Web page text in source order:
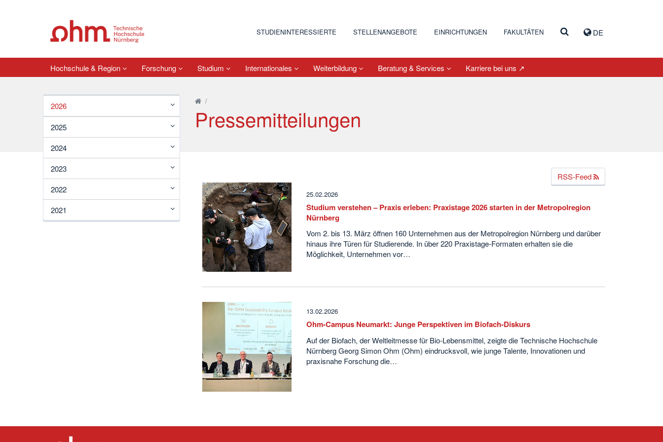
DE
STUDIENINTERESSIERTE STELLENANGEBOTE EINRICHTUNGEN FAKULTÄTEN
Hochschule & Region Forschung Studium Internationales Weiterbildung Beratung & Services Karriere bei uns ↗
2026
2025
2024
2023
2022
2021
/
Pressemitteilungen
RSS-Feed
25.02.2026
Studium verstehen – Praxis erleben: Praxistage 2026 starten in der Metropolregion
Nürnberg
Vom 2. bis 13. März öffnen 160 Unternehmen aus der Metropolregion Nürnberg und darüber
hinaus ihre Türen für Studierende. In über 220 Praxistage-Formaten erhalten sie die
Möglichkeit, Unternehmen vor…
13.02.2026
Ohm-Campus Neumarkt: Junge Perspektiven im Biofach‑Diskurs
Auf der Biofach, der Weltleitmesse für Bio‑Lebensmittel, zeigte die Technische Hochschule
Nürnberg Georg Simon Ohm (Ohm) eindrucksvoll, wie junge Talente, Innovationen und
praxisnahe Forschung die…